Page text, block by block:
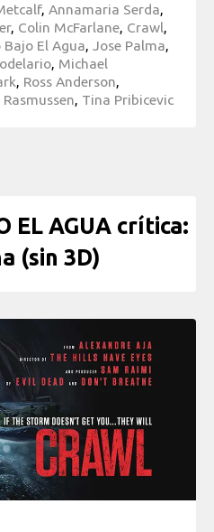
, Annamaria Serda,
, Colin McFarlane, Crawl,
El Agua, Jose Palma,
, Michael
, Ross Anderson,
, Tina Pribicevic
EL AGUA crítica:
(sin 3D)